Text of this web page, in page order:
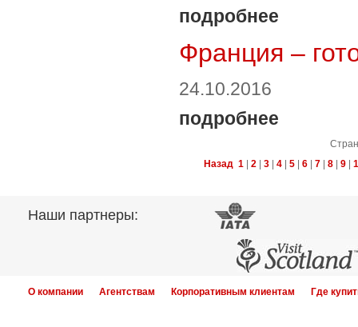
подробнее
Франция –
24.10.2016
подробнее
Назад 1 | 2 | 3 | 4 | 5 | 6 | 7 | 8 | 9 |
Наши партнеры:
О компании Агентствам Корпоративным клиентам Где